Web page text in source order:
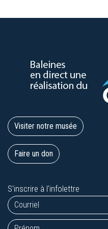
Visiter notre musée
Faire un don
S'inscrire à l'infolettre